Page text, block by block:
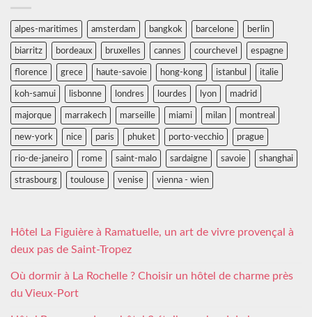
alpes-maritimes amsterdam bangkok barcelone berlin
biarritz bordeaux bruxelles cannes courchevel espagne
florence grece haute-savoie hong-kong istanbul italie
koh-samui lisbonne londres lourdes lyon madrid
majorque marrakech marseille miami milan montreal
new-york nice paris phuket porto-vecchio prague
rio-de-janeiro rome saint-malo sardaigne savoie shanghai
strasbourg toulouse venise vienna - wien
Hôtel La Figuière à Ramatuelle, un art de vivre provençal à
deux pas de Saint-Tropez
Où dormir à La Rochelle ? Choisir un hôtel de charme près
du Vieux-Port